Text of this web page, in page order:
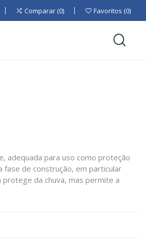
Comparar 0 Favoritos 0
adequada para uso como proteção
fase de construção, em particular
da chuva, mas permite a